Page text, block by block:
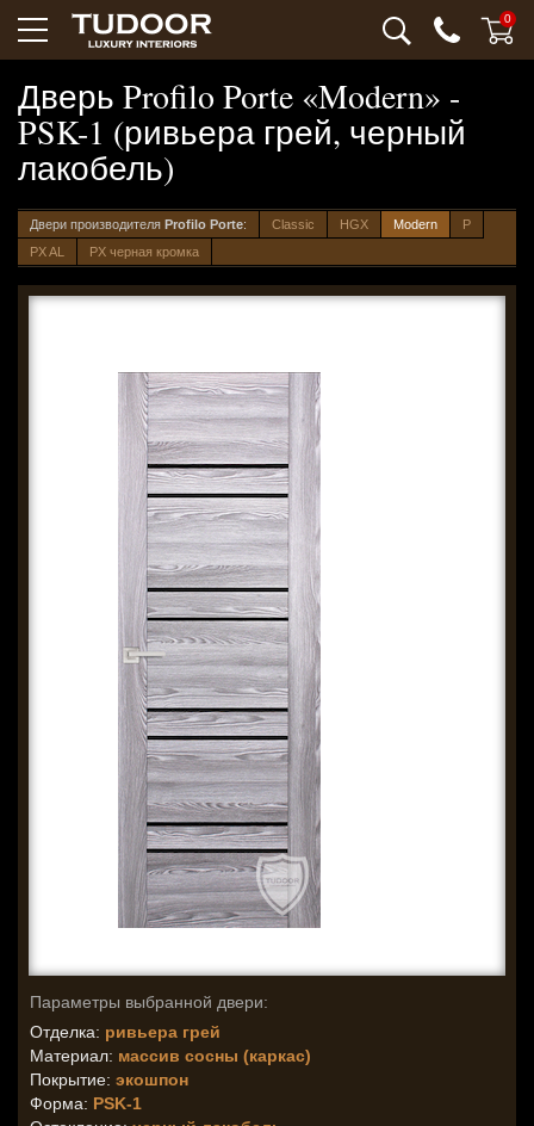
0
Дверь Profilo Porte «Modern» -
PSK-1 (ривьера грей, черный
лакобель)
Двери производителя Profilo Porte: Classic HGX Modern
P
PX AL
PX черная кромка
Параметры выбранной двери:
Отделка: ривьера грей
Материал: массив сосны (каркас)
Покрытие: экошпон
Форма: PSK-1